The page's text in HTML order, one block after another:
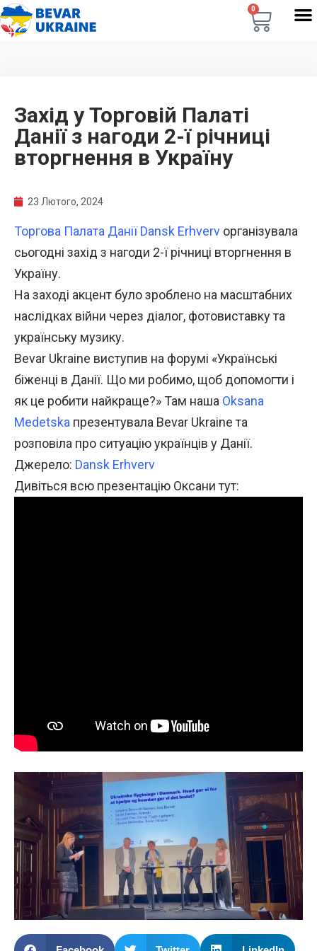
0
Захід у Торговій Палаті
Данії з нагоди 2-ї річниці
вторгнення в Україну
23 Лютого, 2024
Торгова Палата Данії Dansk Erhverv організувала
сьогодні захід з нагоди 2-ї річниці вторгнення в
Україну.
На заході акцент було зроблено на масштабних
наслідках війни через діалог, фотовиставку та
українську музику.
Bevar Ukraine виступив на форумі «Українські
біженці в Данії. Що ми робимо, щоб допомогти і
як це робити найкраще?» Там наша Oksana
Medetska презентувала Bevar Ukraine та
розповіла про ситуацію українців у Данії.
Джерело: Dansk Erhverv
Дивіться всю презентацію Оксани тут: